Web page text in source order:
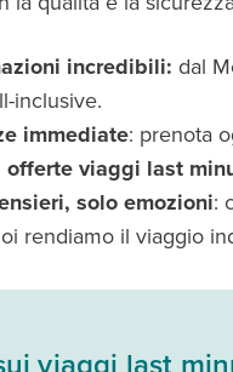
incredibili: dal
inclusive.
immediate: prenota
offerte viaggi last
solo emozioni:
rendiamo il viaggio